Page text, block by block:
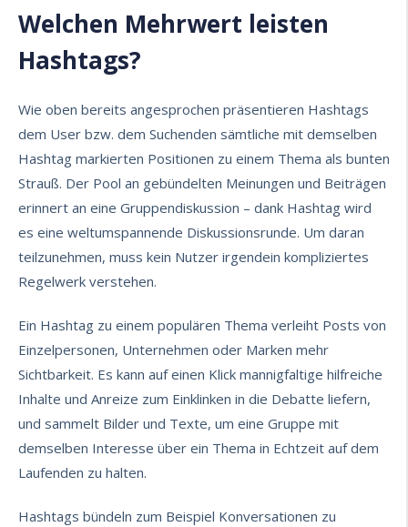
Welchen Mehrwert leisten
Hashtags?
Wie oben bereits angesprochen präsentieren Hashtags
dem User bzw. dem Suchenden sämtliche mit demselben
Hashtag markierten Positionen zu einem Thema als bunten
Strauß. Der Pool an gebündelten Meinungen und Beiträgen
erinnert an eine Gruppendiskussion – dank Hashtag wird
es eine weltumspannende Diskussionsrunde. Um daran
teilzunehmen, muss kein Nutzer irgendein kompliziertes
Regelwerk verstehen.
Ein Hashtag zu einem populären Thema verleiht Posts von
Einzelpersonen, Unternehmen oder Marken mehr
Sichtbarkeit. Es kann auf einen Klick mannigfaltige hilfreiche
Inhalte und Anreize zum Einklinken in die Debatte liefern,
und sammelt Bilder und Texte, um eine Gruppe mit
demselben Interesse über ein Thema in Echtzeit auf dem
Laufenden zu halten.
Hashtags bündeln zum Beispiel Konversationen zu